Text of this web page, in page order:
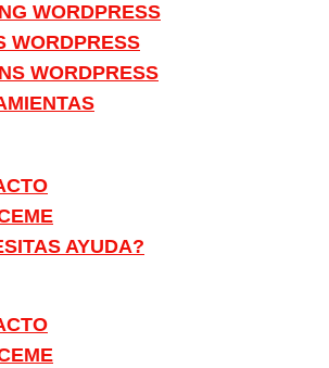
WORDPRESS
WORDPRESS
WORDPRESS
AYUDA?